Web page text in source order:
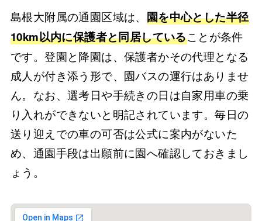
島根大附属の通園区域は、 園を中心とした半径
10km以内に保護者と同居していることが条件
です。登園と降園は、保護者かその代理となる
成人が付き添う形で、園バスの運行はありませ
ん。なお、選考日や手続きの日は自家用車の乗
り入れができないと明記されています。毎日の
送り迎えでの車の可否は公式に案内がないた
め、通園手段は出願前に園へ確認しておきまし
ょう。